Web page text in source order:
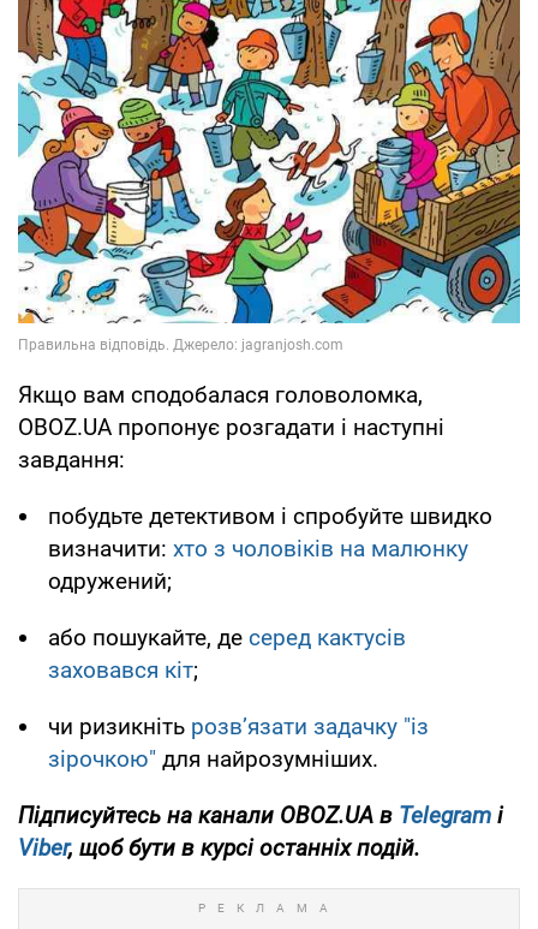
Якщо вам сподобалася головоломка,
OBOZ.UA пропонує розгадати і наступні
завдання:
побудьте детективом і спробуйте швидко
визначити: хто з чоловіків на малюнку
одружений;
або пошукайте, де серед кактусів
заховався кіт;
чи ризикніть розв’язати задачку "із
зірочкою" для найрозумніших.
Підписуйтесь на канали OBOZ.UA в Telegram і
Viber, щоб бути в курсі останніх подій.